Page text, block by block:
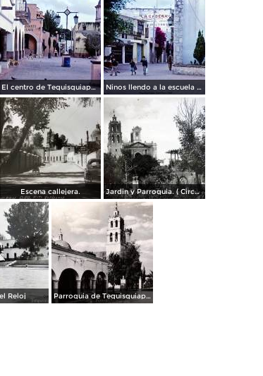
El centro de Tequisquiapan, Querétaro 1963. Ninos llendo a la escuela Tequisquiapan, Querétaro 1963.
Escena callejera. Jardin y Parroquia. ( Circulada el 28 de Junio de 1940 ).
Reloj Parroquia de Tequisquiapan